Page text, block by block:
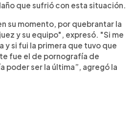
que sufrió con esta situación.
su momento, por quebrantar la
y su equipo", expresó. "Si me
y si fui la primera que tuvo que
fue el de pornografía de
poder ser la última”, agregó la